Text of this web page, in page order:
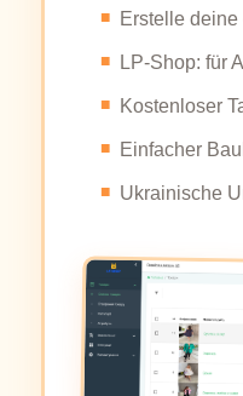
Erstelle
LP-Shop: für
Kostenloser
Einfacher
Ukrainische